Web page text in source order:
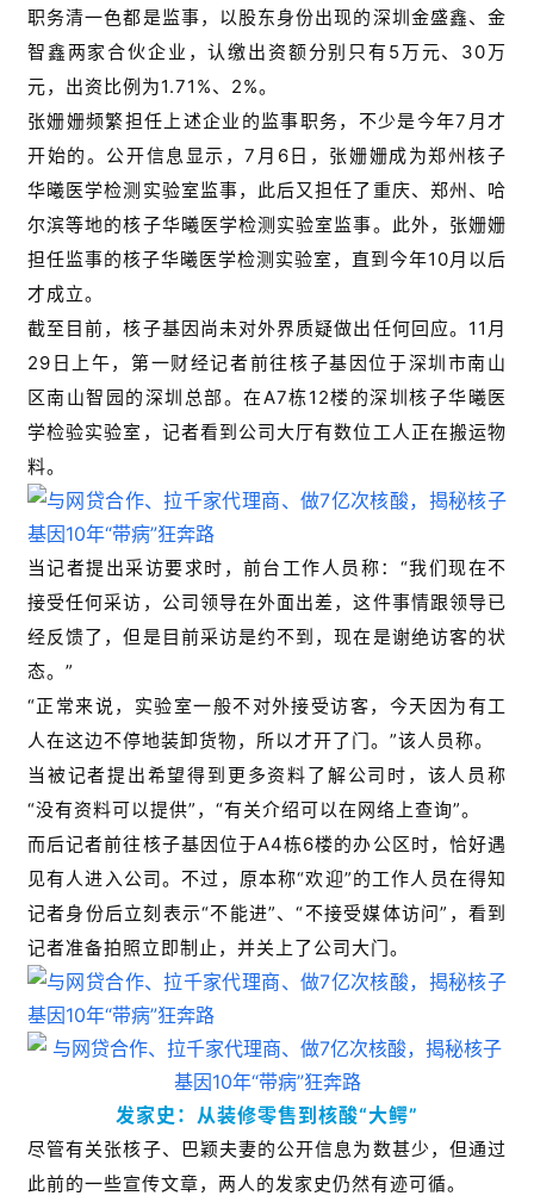
职务清一色都是监事，以股东身份出现的深圳金盛鑫、金
智鑫两家合伙企业，认缴出资额分别只有5万元、30万
元，出资比例为1.71%、2%。
张姗姗频繁担任上述企业的监事职务，不少是今年7月才
开始的。公开信息显示，7月6日，张姗姗成为郑州核子
华曦医学检测实验室监事，此后又担任了重庆、郑州、哈
尔滨等地的核子华曦医学检测实验室监事。此外，张姗姗
担任监事的核子华曦医学检测实验室，直到今年10月以后
才成立。
截至目前，核子基因尚未对外界质疑做出任何回应。11月
29日上午，第一财经记者前往核子基因位于深圳市南山
区南山智园的深圳总部。在A7栋12楼的深圳核子华曦医
学检验实验室，记者看到公司大厅有数位工人正在搬运物
料。
当记者提出采访要求时，前台工作人员称：“我们现在不
接受任何采访，公司领导在外面出差，这件事情跟领导已
经反馈了，但是目前采访是约不到，现在是谢绝访客的状
态。”
“正常来说，实验室一般不对外接受访客，今天因为有工
人在这边不停地装卸货物，所以才开了门。”该人员称。
当被记者提出希望得到更多资料了解公司时，该人员称
“没有资料可以提供”，“有关介绍可以在网络上查询”。
而后记者前往核子基因位于A4栋6楼的办公区时，恰好遇
见有人进入公司。不过，原本称“欢迎”的工作人员在得知
记者身份后立刻表示“不能进”、“不接受媒体访问”，看到
记者准备拍照立即制止，并关上了公司大门。
发家史：从装修零售到核酸“大鳄”
尽管有关张核子、巴颖夫妻的公开信息为数甚少，但通过
此前的一些宣传文章，两人的发家史仍然有迹可循。